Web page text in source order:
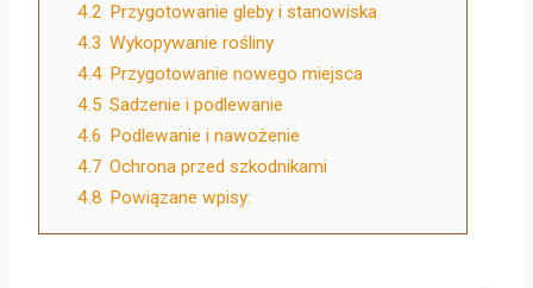
4.2 Przygotowanie gleby i stanowiska
4.3 Wykopywanie rośliny
4.4 Przygotowanie nowego miejsca
4.5 Sadzenie i podlewanie
4.6 Podlewanie i nawożenie
4.7 Ochrona przed szkodnikami
4.8 Powiązane wpisy: